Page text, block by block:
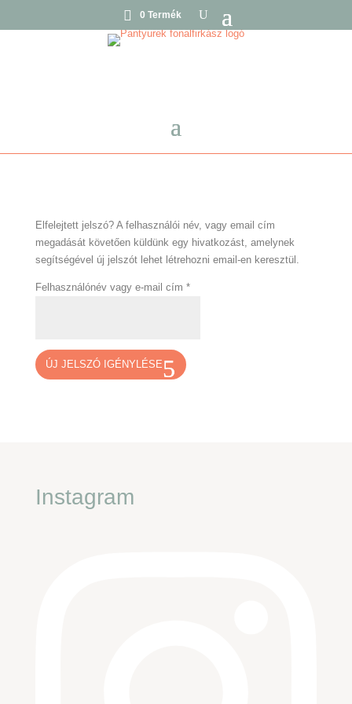
0 Termék
Elfelejtett jelszó? A felhasználói név, vagy email cím
megadását követően küldünk egy hivatkozást, amelynek
segítségével új jelszót lehet létrehozni email-en keresztül.
Felhasználónév vagy e-mail cím *Kötelező
ÚJ JELSZÓ IGÉNYLÉSE
Instagram